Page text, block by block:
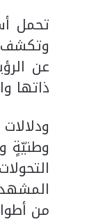
تحمل
وتكشف
عن
ذاتها
وطنيّةٍ
من